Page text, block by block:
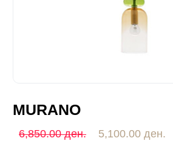
MURANO
6,850.00 ден.
5,100.00 ден.